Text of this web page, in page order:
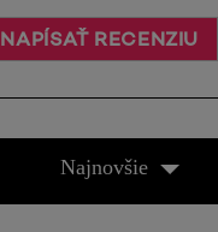
NAPÍSAŤ RECENZIU
Najnovšie